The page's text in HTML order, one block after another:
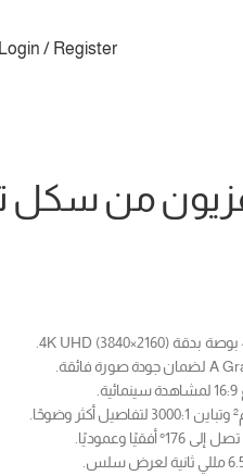
Login / Register
وعموديًا.